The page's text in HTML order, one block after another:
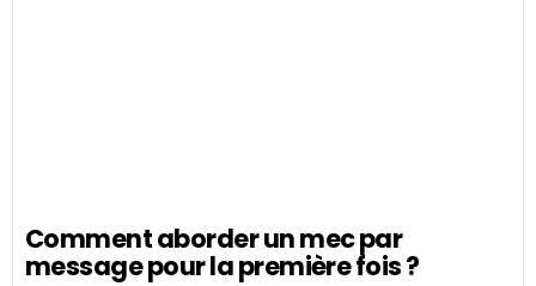
Comment aborder un mec par
message pour la première fois ?